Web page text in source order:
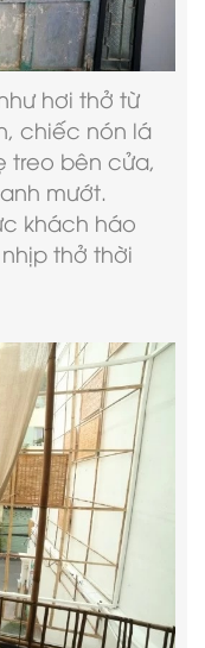
hơi thở từ
chiếc nón lá
treo bên cửa,
mướt.
khách háo
thở thời